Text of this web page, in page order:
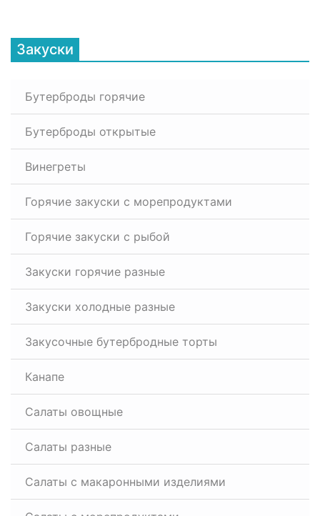
Закуски
Бутерброды горячие
Бутерброды открытые
Винегреты
Горячие закуски с морепродуктами
Горячие закуски с рыбой
Закуски горячие разные
Закуски холодные разные
Закусочные бутербродные торты
Канапе
Салаты овощные
Салаты разные
Салаты с макаронными изделиями